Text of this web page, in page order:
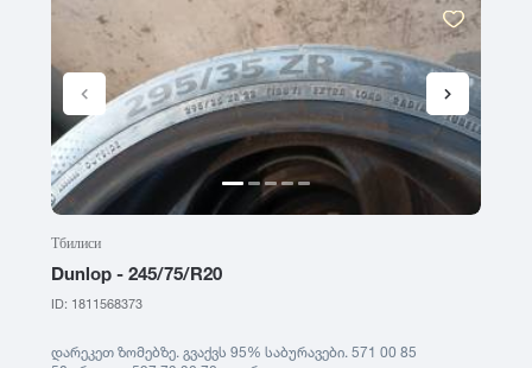
Тбилиси
Dunlop - 245/75/R20
ID: 1811568373
დარეკეთ ზომებზე. გვაქვს 95% საბურავები. 571 00 85